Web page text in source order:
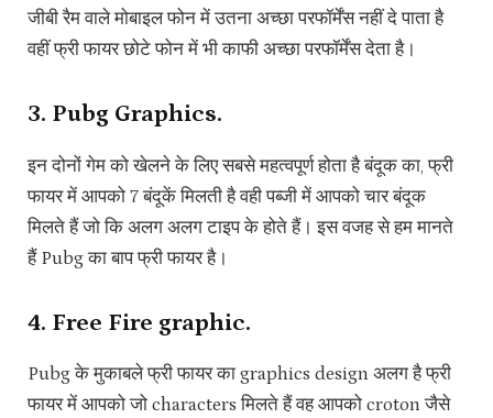
जीबी रैम वाले मोबाइल फोन में उतना अच्छा परफॉर्मेंस नहीं दे पाता है
वहीं फ्री फायर छोटे फोन में भी काफी अच्छा परफॉर्मेंस देता है।
3. Pubg Graphics.
इन दोनों गेम को खेलने के लिए सबसे महत्वपूर्ण होता है बंदूक का, फ्री
फायर में आपको 7 बंदूकें मिलती है वही पब्जी में आपको चार बंदूक
मिलते हैं जो कि अलग अलग टाइप के होते हैं। इस वजह से हम मानते
हैं Pubg का बाप फ्री फायर है।
4. Free Fire graphic.
Pubg के मुकाबले फ्री फायर का graphics design अलग है फ्री
फायर में आपको जो characters मिलते हैं वह आपको croton जैसे